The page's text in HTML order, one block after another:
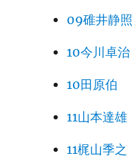
09碓井静照
10今川卓治
10田原伯
11山本達雄
11梶山季之